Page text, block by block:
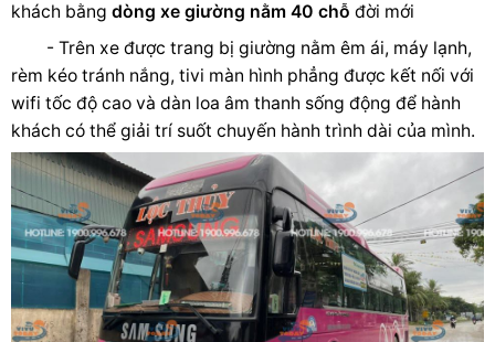
khách bằng dòng xe giường nằm 40 chỗ đời mới
- Trên xe được trang bị giường nằm êm ái, máy lạnh,
rèm kéo tránh nắng, tivi màn hình phẳng được kết nối với
wifi tốc độ cao và dàn loa âm thanh sống động để hành
khách có thể giải trí suốt chuyến hành trình dài của mình.